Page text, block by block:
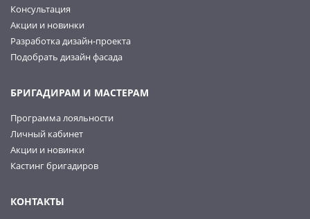
Консультация
Акции и новинки
Разработка дизайн-проекта
Подобрать дизайн фасада
БРИГАДИРАМ И МАСТЕРАМ
Программа лояльности
Личный кабинет
Акции и новинки
Кастинг бригадиров
КОНТАКТЫ